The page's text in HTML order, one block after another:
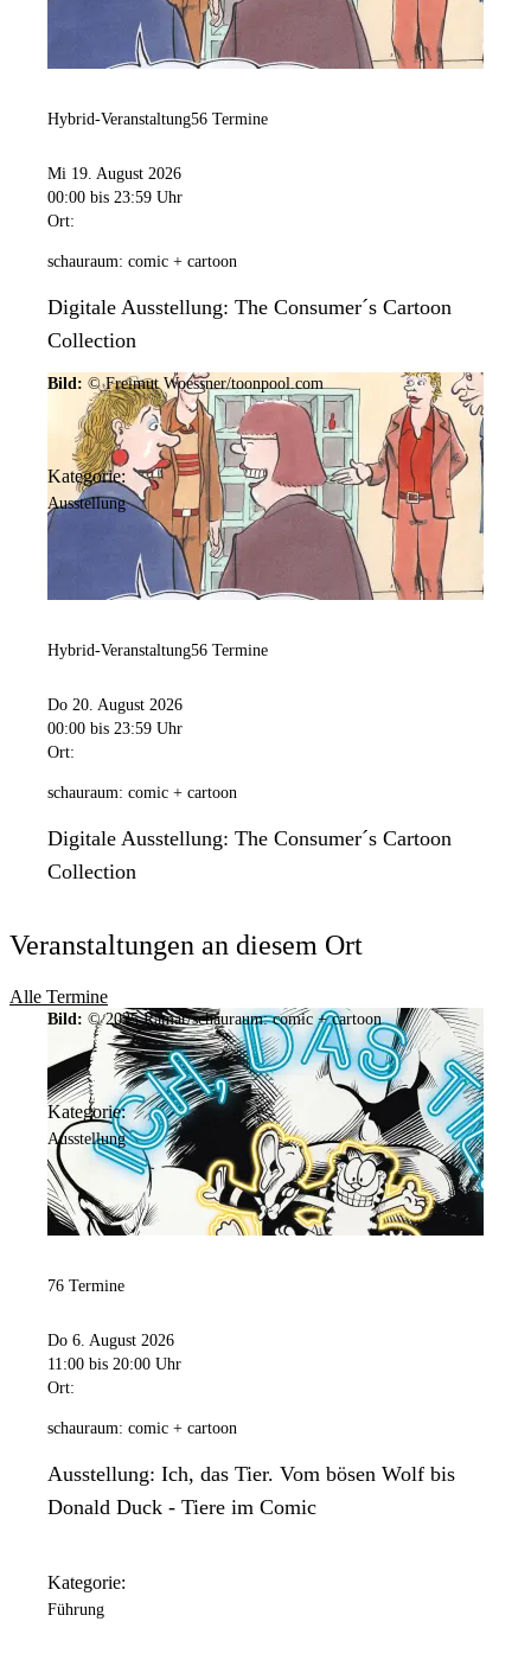
Hybrid-Veranstaltung56 Termine
Mi 19. August 2026
00:00 bis 23:59 Uhr
Ort:
schauraum: comic + cartoon
Digitale Ausstellung: The Consumer´s Cartoon
Collection
Bild: © Freimut Woessner/toonpool.com
Kategorie:
Ausstellung
Hybrid-Veranstaltung56 Termine
Do 20. August 2026
00:00 bis 23:59 Uhr
Ort:
schauraum: comic + cartoon
Digitale Ausstellung: The Consumer´s Cartoon
Collection
Veranstaltungen an diesem Ort
Alle Termine
Bild: © 2025 Ramar/schauraum: comic + cartoon
Kategorie:
Ausstellung
76 Termine
Do 6. August 2026
11:00 bis 20:00 Uhr
Ort:
schauraum: comic + cartoon
Ausstellung: Ich, das Tier. Vom bösen Wolf bis
Donald Duck - Tiere im Comic
Kategorie:
Führung